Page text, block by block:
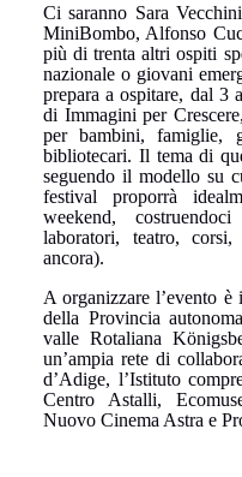
Ci saranno Sara
MiniBombo, Alfonso
più di trenta altri ospiti
nazionale o giovani
prepara a ospitare, dal 3
di Immagini per
per bambini, famiglie,
bibliotecari. Il tema di
seguendo il modello su
festival proporrà
weekend,
laboratori, teatro,
ancora).
A organizzare l’evento
della Provincia
valle Rotaliana
un’ampia rete di
d’Adige, l’Istituto
Centro Astalli,
Nuovo Cinema Astra e